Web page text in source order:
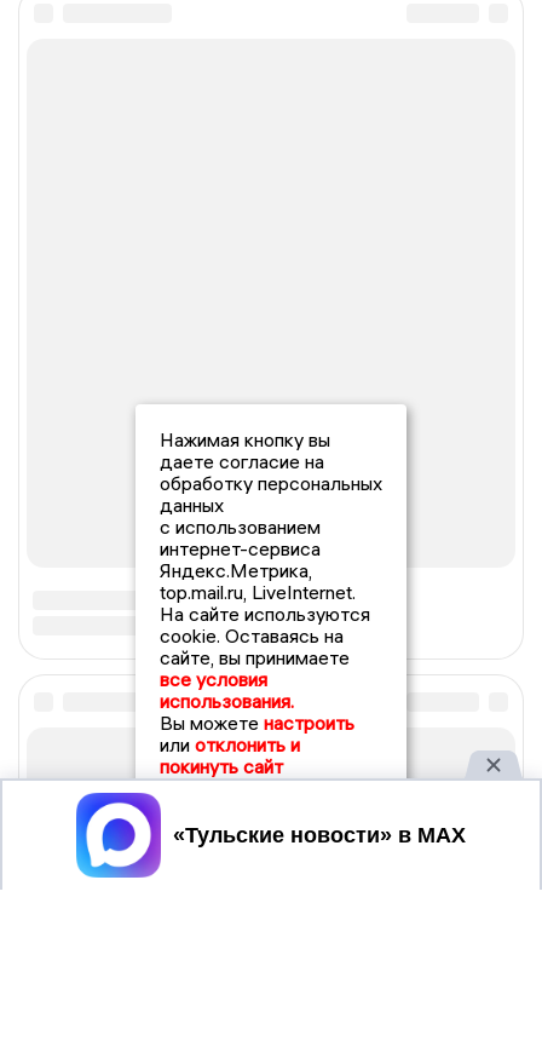
Нажимая кнопку вы
даете согласие на
обработку персональных
данных
с использованием
интернет-сервиса
Яндекс.Метрика,
top.mail.ru, LiveInternet.
На сайте используются
cookie. Оставаясь на
сайте, вы принимаете
все условия
использования.
Вы можете настроить
или отклонить и
покинуть сайт
Принять